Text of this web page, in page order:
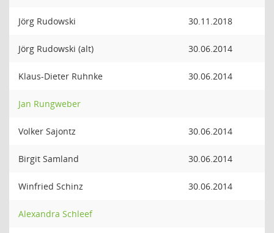
Jörg Rudowski 30.11.2018
Jörg Rudowski (alt) 30.06.2014
Klaus-Dieter Ruhnke 30.06.2014
Jan Rungweber
Volker Sajontz 30.06.2014
Birgit Samland 30.06.2014
Winfried Schinz 30.06.2014
Alexandra Schleef